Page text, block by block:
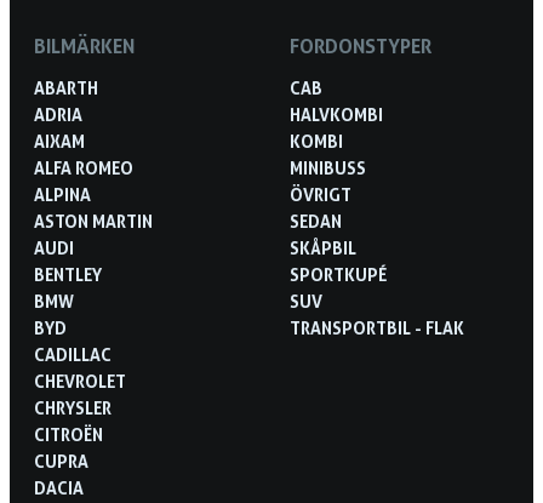
BILMÄRKEN
ABARTH
ADRIA
AIXAM
ALFA ROMEO
ALPINA
ASTON MARTIN
AUDI
BENTLEY
BMW
BYD
CADILLAC
CHEVROLET
CHRYSLER
CITROËN
CUPRA
DACIA
FORDONSTYPER
CAB
HALVKOMBI
KOMBI
MINIBUSS
ÖVRIGT
SEDAN
SKÅPBIL
SPORTKUPÉ
SUV
TRANSPORTBIL - FLAK